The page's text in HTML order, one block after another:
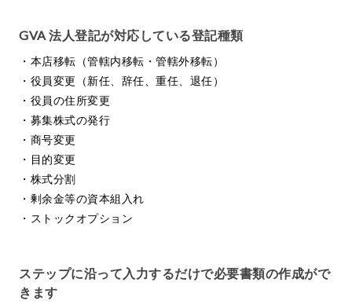
GVA 法人登記が対応している登記種類
・本店移転（管轄内移転・管轄外移転）
・役員変更（新任、辞任、重任、退任）
・役員の住所変更
・募集株式の発行
・商号変更
・目的変更
・株式分割
・剰余金等の資本組入れ
・ストックオプション
ステップに沿って入力するだけで必要書類の作成がで
きます